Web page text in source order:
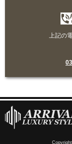
上記の